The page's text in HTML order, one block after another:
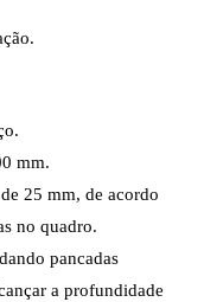
mm.
25 mm, de acordo
no quadro.
pancadas
a profundidade